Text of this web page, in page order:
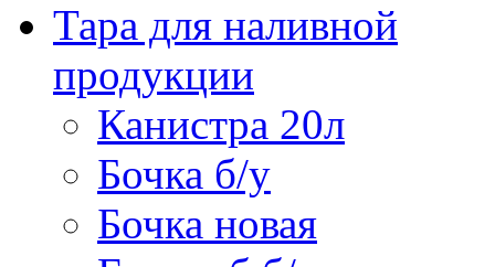
Тара для наливной
продукции
Канистра 20л
Бочка б/у
Бочка новая